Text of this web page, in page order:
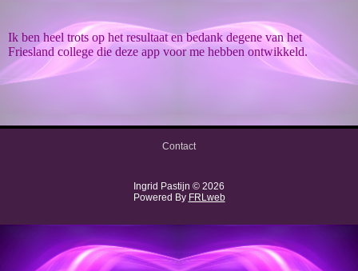
Ik ben heel trots op het resultaat en bedank degene van het
Friesland college die deze app voor me hebben ontwikkeld.
Contact
Ingrid Pastijn © 2026
Powered By FRLweb